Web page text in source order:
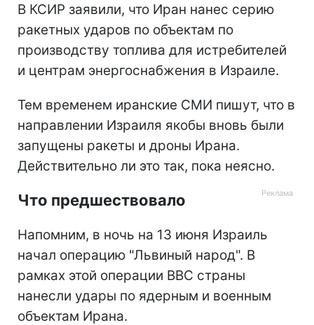
В КСИР заявили, что Иран нанес серию
ракетных ударов по объектам по
производству топлива для истребителей
и центрам энергоснабжения в Израиле.
Тем временем иранские СМИ пишут, что в
направлении Израиля якобы вновь были
запущены ракеты и дроны Ирана.
Действительно ли это так, пока неясно.
Что предшествовало
Напомним, в ночь на 13 июня Израиль
начал операцию "Львиный народ". В
рамках этой операции ВВС страны
нанесли удары по ядерным и военным
объектам Ирана.